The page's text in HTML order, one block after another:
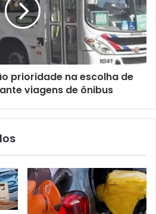
prioridade na escolha de
viagens de ônibus